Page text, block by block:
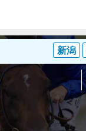
新潟